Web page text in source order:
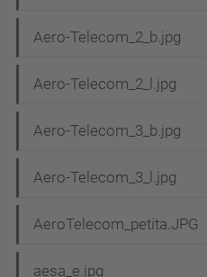
Aero-Telecom_2_b.jpg
Aero-Telecom_2_l.jpg
Aero-Telecom_3_b.jpg
Aero-Telecom_3_l.jpg
AeroTelecom_petita.JPG
aesa_e.jpg